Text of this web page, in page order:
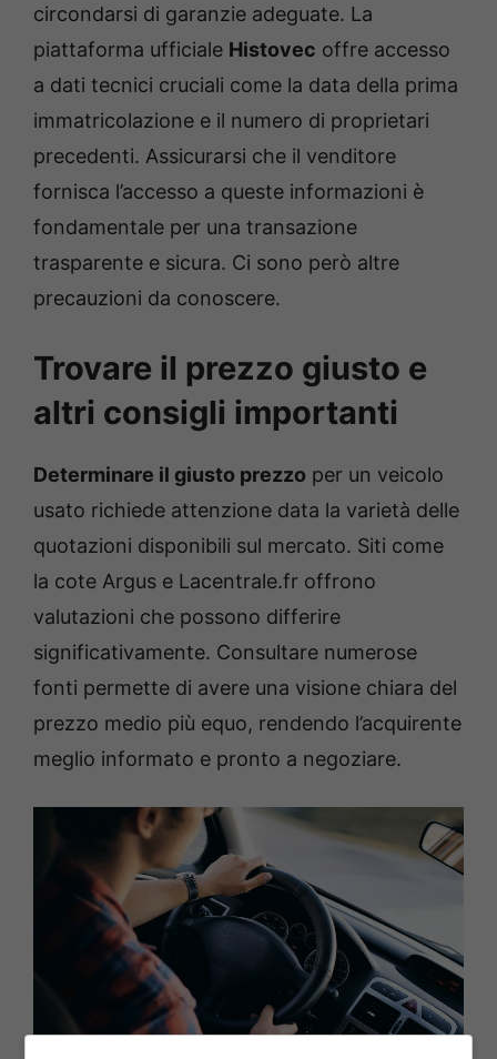
circondarsi di garanzie adeguate. La
piattaforma ufficiale Histovec offre accesso
a dati tecnici cruciali come la data della prima
immatricolazione e il numero di proprietari
precedenti. Assicurarsi che il venditore
fornisca l’accesso a queste informazioni è
fondamentale per una transazione
trasparente e sicura. Ci sono però altre
precauzioni da conoscere.
Trovare il prezzo giusto e
altri consigli importanti
Determinare il giusto prezzo per un veicolo
usato richiede attenzione data la varietà delle
quotazioni disponibili sul mercato. Siti come
la cote Argus e Lacentrale.fr offrono
valutazioni che possono differire
significativamente. Consultare numerose
fonti permette di avere una visione chiara del
prezzo medio più equo, rendendo l’acquirente
meglio informato e pronto a negoziare.